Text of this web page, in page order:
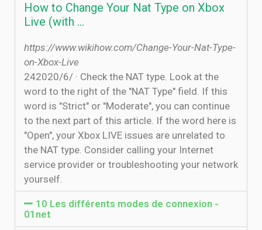
How to Change Your Nat Type on Xbox
Live (with …
https://www.wikihow.com/Change-Your-Nat-Type-
on-Xbox-Live
24‏‏/6‏‏/2020 · Check the NAT type. Look at the
word to the right of the "NAT Type" field. If this
word is "Strict" or "Moderate", you can continue
to the next part of this article. If the word here is
"Open", your Xbox LIVE issues are unrelated to
the NAT type. Consider calling your Internet
service provider or troubleshooting your network
yourself.
10 Les différents modes de connexion -
01net